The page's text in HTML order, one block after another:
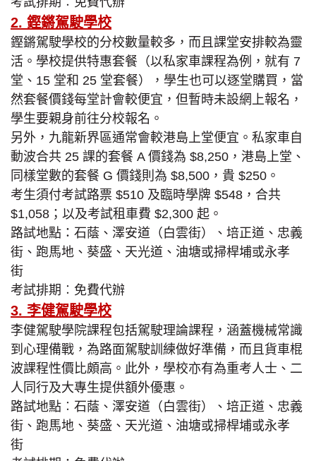
2. 鏗鏘駕駛學校
鏗鏘駕駛學校的分校數量較多，而且課堂安排較為靈
活。學校提供特惠套餐（以私家車課程為例，就有 7
堂、15 堂和 25 堂套餐），學生也可以逐堂購買，當
然套餐價錢每堂計會較便宜，但暫時未設網上報名，
學生要親身前往分校報名。
另外，九龍新界區通常會較港島上堂便宜。私家車自
動波合共 25 課的套餐 A 價錢為 $8,250，港島上堂、
同樣堂數的套餐 G 價錢則為 $8,500，貴 $250。
考生須付考試路票 $510 及臨時學牌 $548，合共
$1,058；以及考試租車費 $2,300 起。
路試地點：石蔭、澤安道（白雲街）、培正道、忠義
街、跑馬地、葵盛、天光道、油塘或掃桿埔或永孝
街
考試排期︰免費代辦
3. 李健駕駛學校
李健駕駛學院課程包括駕駛理論課程，涵蓋機械常識
到心理備戰，為路面駕駛訓練做好準備，而且貨車棍
波課程性價比頗高。此外，學校亦有為重考人士、二
人同行及大專生提供額外優惠。
路試地點︰石蔭、澤安道（白雲街）、培正道、忠義
街、跑馬地、葵盛、天光道、油塘或掃桿埔或永孝
街